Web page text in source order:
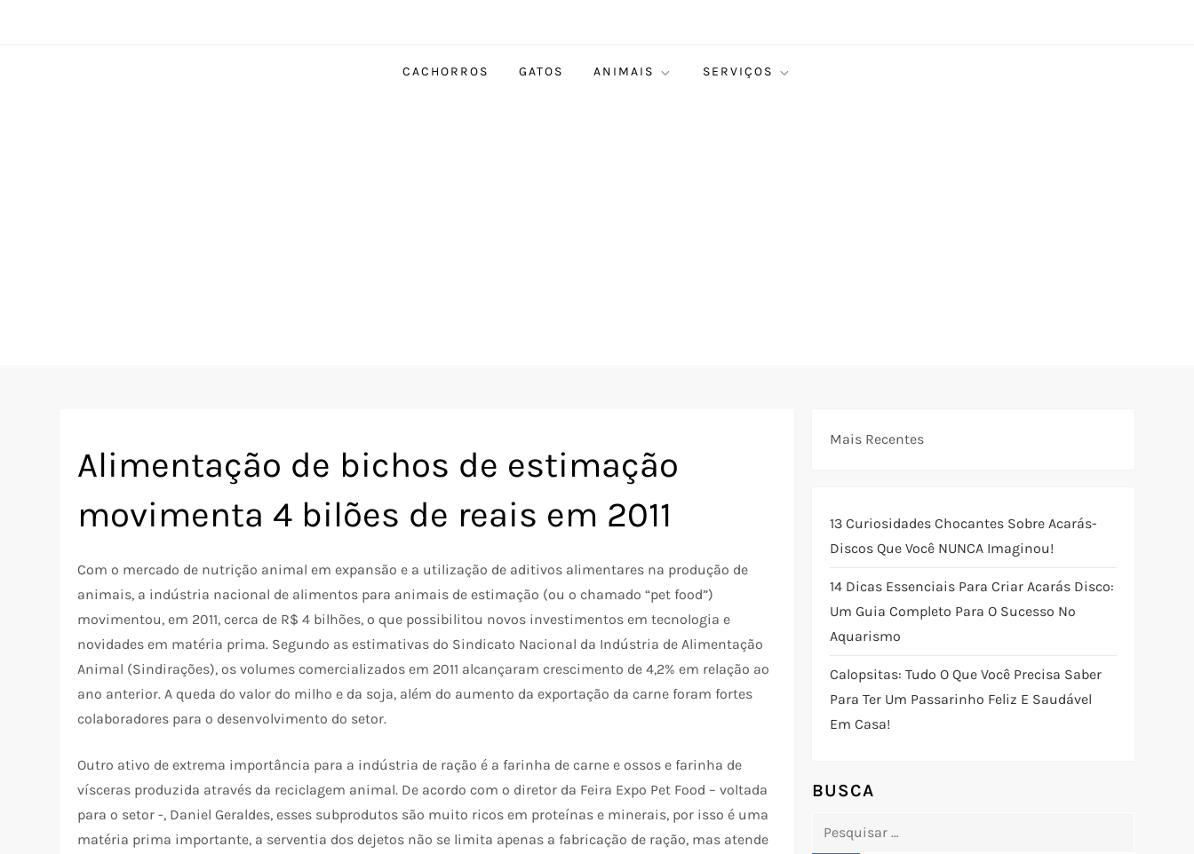
CACHORROS GATOS ANIMAIS SERVIÇOS
Alimentação de bichos de estimação
movimenta 4 bilões de reais em 2011
Com o mercado de nutrição animal em expansão e a utilização de aditivos alimentares na produção de
animais, a indústria nacional de alimentos para animais de estimação (ou o chamado “pet food”)
movimentou, em 2011, cerca de R$ 4 bilhões, o que possibilitou novos investimentos em tecnologia e
novidades em matéria prima. Segundo as estimativas do Sindicato Nacional da Indústria de Alimentação
Animal (Sindirações), os volumes comercializados em 2011 alcançaram crescimento de 4,2% em relação ao
ano anterior. A queda do valor do milho e da soja, além do aumento da exportação da carne foram fortes
colaboradores para o desenvolvimento do setor.
Outro ativo de extrema importância para a indústria de ração é a farinha de carne e ossos e farinha de
vísceras produzida através da reciclagem animal. De acordo com o diretor da Feira Expo Pet Food – voltada
para o setor -, Daniel Geraldes, esses subprodutos são muito ricos em proteínas e minerais, por isso é uma
matéria prima importante, a serventia dos dejetos não se limita apenas a fabricação de ração, mas atende
Mais Recentes
13 Curiosidades Chocantes Sobre Acarás-
Discos Que Você NUNCA Imaginou!
14 Dicas Essenciais Para Criar Acarás Disco:
Um Guia Completo Para O Sucesso No
Aquarismo
Calopsitas: Tudo O Que Você Precisa Saber
Para Ter Um Passarinho Feliz E Saudável
Em Casa!
BUSCA
Pesquisar